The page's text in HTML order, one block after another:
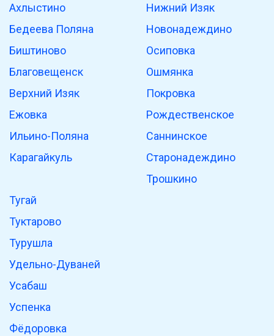
Ахлыстино
Бедеева Поляна
Биштиново
Благовещенск
Верхний Изяк
Ежовка
Ильино-Поляна
Карагайкуль
Нижний Изяк
Новонадеждино
Осиповка
Ошмянка
Покровка
Рождественское
Саннинское
Старонадеждино
Трошкино
Тугай
Туктарово
Турушла
Удельно-Дуваней
Усабаш
Успенка
Фёдоровка